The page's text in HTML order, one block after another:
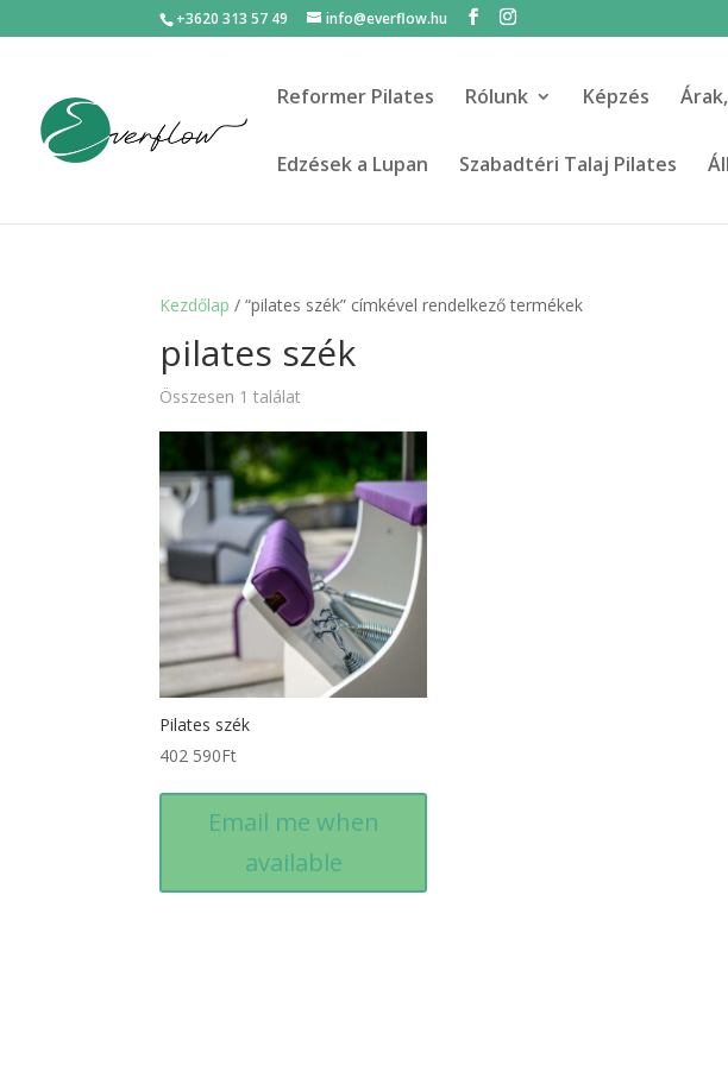
+3620 313 57 49 info@everflow.hu
Reformer Pilates Rólunk Képzés
Edzések a Lupan Szabadtéri Talaj Pilates
Kezdőlap / “pilates szék” címkével rendelkező termékek
pilates szék
Összesen 1 találat
Pilates szék
402 590Ft
Email me when
available